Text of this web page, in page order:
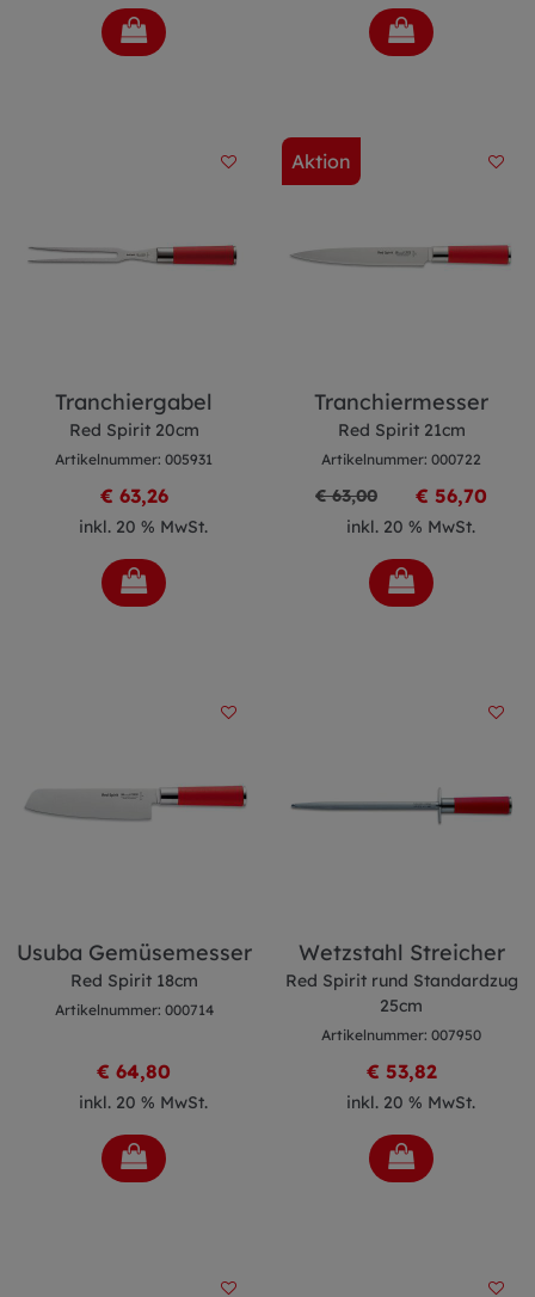
Tranchiergabel
Red Spirit 20cm
Artikelnummer: 005931
€ 63,26
inkl. 20 % MwSt.
Aktion
Tranchiermesser
Red Spirit 21cm
Artikelnummer: 000722
€ 63,00 € 56,70
inkl. 20 % MwSt.
Usuba Gemüsemesser
Red Spirit 18cm
Artikelnummer: 000714
€ 64,80
inkl. 20 % MwSt.
Wetzstahl Streicher
Red Spirit rund Standardzug
25cm
Artikelnummer: 007950
€ 53,82
inkl. 20 % MwSt.